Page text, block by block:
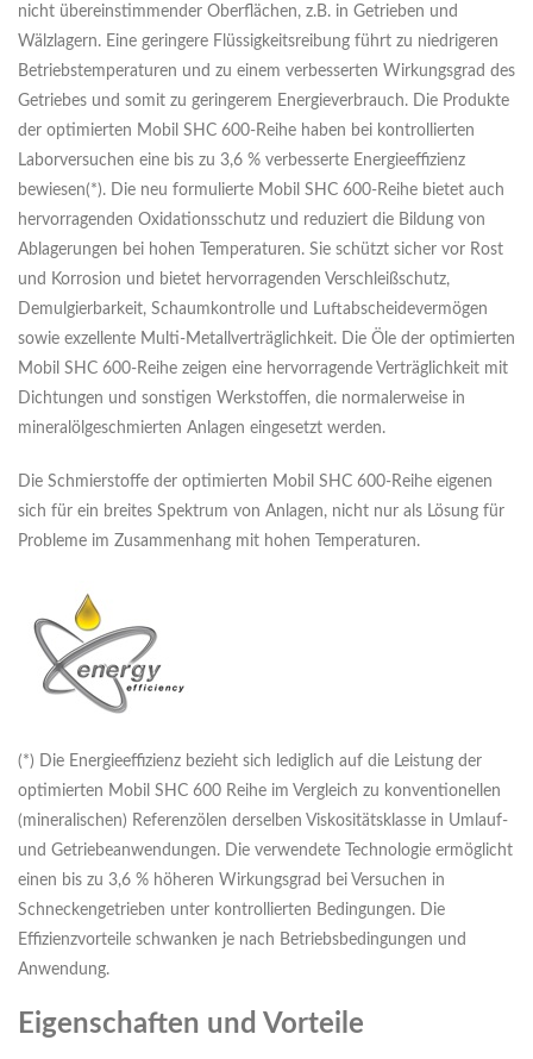
nicht übereinstimmender Oberflächen, z.B. in Getrieben und
Wälzlagern. Eine geringere Flüssigkeitsreibung führt zu niedrigeren
Betriebstemperaturen und zu einem verbesserten Wirkungsgrad des
Getriebes und somit zu geringerem Energieverbrauch. Die Produkte
der optimierten Mobil SHC 600-Reihe haben bei kontrollierten
Laborversuchen eine bis zu 3,6 % verbesserte Energieeffizienz
bewiesen(*). Die neu formulierte Mobil SHC 600-Reihe bietet auch
hervorragenden Oxidationsschutz und reduziert die Bildung von
Ablagerungen bei hohen Temperaturen. Sie schützt sicher vor Rost
und Korrosion und bietet hervorragenden Verschleißschutz,
Demulgierbarkeit, Schaumkontrolle und Luftabscheidevermögen
sowie exzellente Multi-Metallverträglichkeit. Die Öle der optimierten
Mobil SHC 600-Reihe zeigen eine hervorragende Verträglichkeit mit
Dichtungen und sonstigen Werkstoffen, die normalerweise in
mineralölgeschmierten Anlagen eingesetzt werden.
Die Schmierstoffe der optimierten Mobil SHC 600-Reihe eigenen
sich für ein breites Spektrum von Anlagen, nicht nur als Lösung für
Probleme im Zusammenhang mit hohen Temperaturen.
(*) Die Energieeffizienz bezieht sich lediglich auf die Leistung der
optimierten Mobil SHC 600 Reihe im Vergleich zu konventionellen
(mineralischen) Referenzölen derselben Viskositätsklasse in Umlauf-
und Getriebeanwendungen. Die verwendete Technologie ermöglicht
einen bis zu 3,6 % höheren Wirkungsgrad bei Versuchen in
Schneckengetrieben unter kontrollierten Bedingungen. Die
Effizienzvorteile schwanken je nach Betriebsbedingungen und
Anwendung.
Eigenschaften und Vorteile